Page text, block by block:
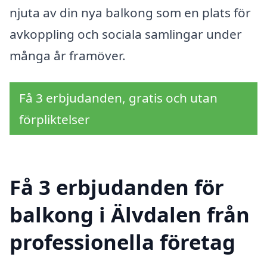
njuta av din nya balkong som en plats för
avkoppling och sociala samlingar under
många år framöver.
Få 3 erbjudanden, gratis och utan
förpliktelser
Få 3 erbjudanden för
balkong i Älvdalen från
professionella företag